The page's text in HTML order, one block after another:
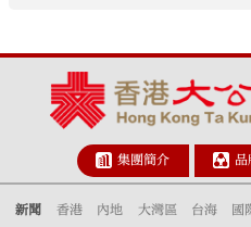
集團簡介 品
新聞 香港 內地 大灣區 台海 國